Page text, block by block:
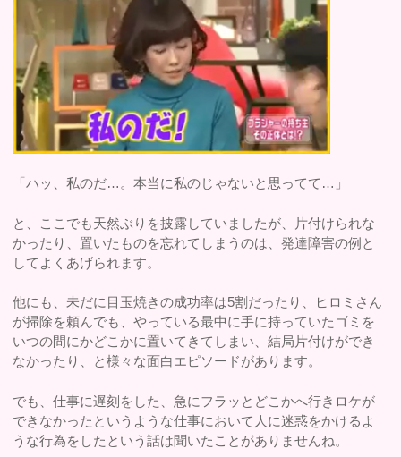
「ハッ、私のだ…。本当に私のじゃないと思ってて…」
と、ここでも天然ぶりを披露していましたが、片付けられな
かったり、置いたものを忘れてしまうのは、発達障害の例と
してよくあげられます。
他にも、未だに目玉焼きの成功率は5割だったり、ヒロミさん
が掃除を頼んでも、やっている最中に手に持っていたゴミを
いつの間にかどこかに置いてきてしまい、結局片付けができ
なかったり、と様々な面白エピソードがあります。
でも、仕事に遅刻をした、急にフラッとどこかへ行きロケが
できなかったというような仕事において人に迷惑をかけるよ
うな行為をしたという話は聞いたことがありませんね。